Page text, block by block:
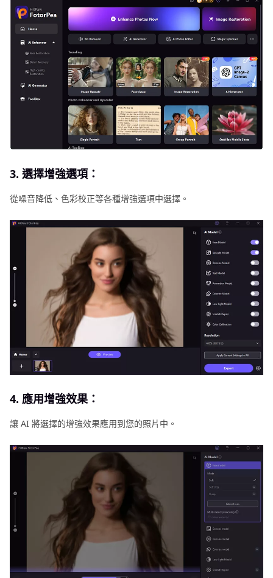
3. 選擇增強選項：
從噪音降低、色彩校正等各種增強選項中選擇。
4. 應用增強效果：
讓 AI 將選擇的增強效果應用到您的照片中。